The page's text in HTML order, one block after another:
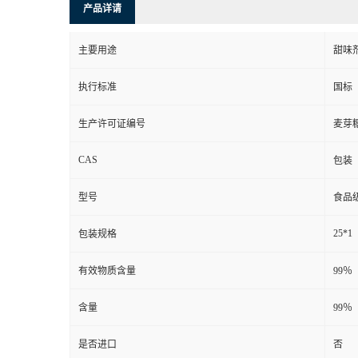
产品详请
主要用途 甜味
执行标准 国标
生产许可证编号 麦芽
CAS 包装
型号 食品
包装规格 25*1
有效物质含量 99％
含量 99％
是否进口 否